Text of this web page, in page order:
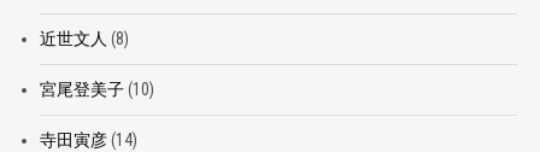
近世文人 (8)
宮尾登美子(10)
寺田寅彦(14)